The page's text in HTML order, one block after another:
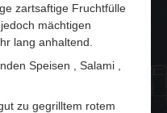
zartsaftige Fruchtfülle
mächtigen
lang anhaltend.
Speisen , Salami ,
zu gegrilltem rotem